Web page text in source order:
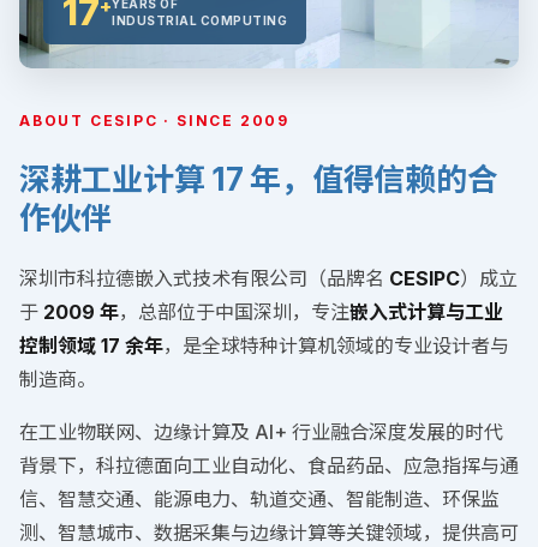
ABOUT CESIPC · SINCE 2009
深耕工业计算 17 年，值得信赖的合
作伙伴
深圳市科拉德嵌入式技术有限公司（品牌名 CESIPC）成立
于 2009 年，总部位于中国深圳，专注嵌入式计算与工业
控制领域 17 余年，是全球特种计算机领域的专业设计者与
制造商。
在工业物联网、边缘计算及 AI+ 行业融合深度发展的时代
背景下，科拉德面向工业自动化、食品药品、应急指挥与通
信、智慧交通、能源电力、轨道交通、智能制造、环保监
测、智慧城市、数据采集与边缘计算等关键领域，提供高可
17+YEARS OF
INDUSTRIAL COMPUTING